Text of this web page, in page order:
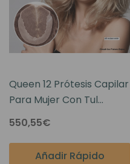
Queen 12 Prótesis Capilar
Para Mujer Con Tul
Francés En La Parte
Superior
550,55€
Añadir Rápido